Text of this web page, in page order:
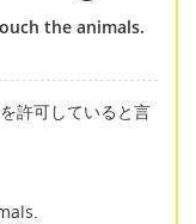
the animals.
許可していると言